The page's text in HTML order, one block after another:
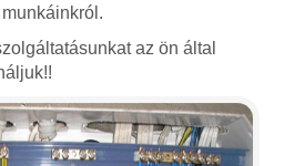
az ön által